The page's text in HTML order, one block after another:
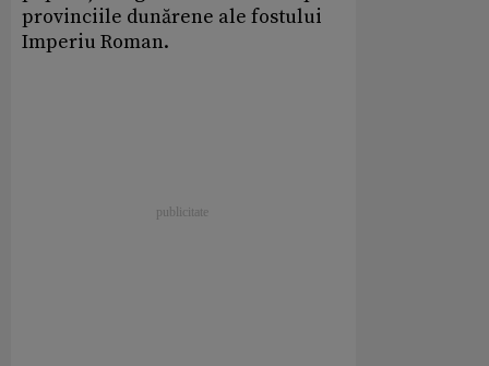
provinciile dunărene ale fostului
Imperiu Roman.